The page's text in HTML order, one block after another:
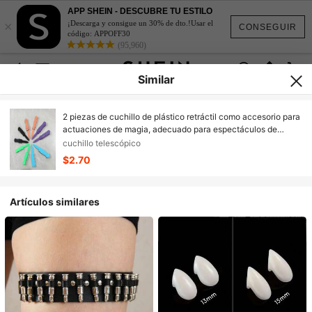
CONSEGUIR
×
APP SHEIN - DESCUBRE TU ESTILO
¡Descarga y consigue un 30% de dto.!Usar el
código: APPOFF30
(95,960)
Similar
2 piezas de cuchillo de plástico retráctil como accesorio para
actuaciones de magia, adecuado para espectáculos de
magia de Halloween
cuchillo telescópico
$2.70
Artículos similares